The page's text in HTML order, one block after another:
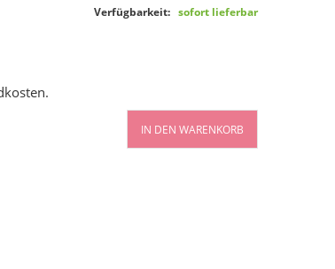
Verfügbarkeit: sofort lieferbar
.
IN DEN WARENKORB